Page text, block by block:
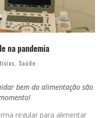
na pandemia
, Saúde
bem da alimentação são
regular para alimentar